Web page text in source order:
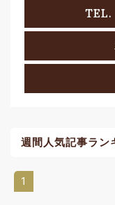
TEL.
週間人気記事ラン
1